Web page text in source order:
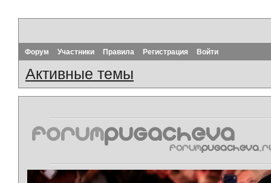
Форум Участники Правила Регистрация Войти
Активные темы